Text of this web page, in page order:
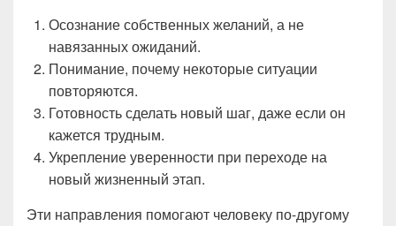
Осознание собственных желаний, а не
навязанных ожиданий.
Понимание, почему некоторые ситуации
повторяются.
Готовность сделать новый шаг, даже если он
кажется трудным.
Укрепление уверенности при переходе на
новый жизненный этап.
Эти направления помогают человеку по-другому